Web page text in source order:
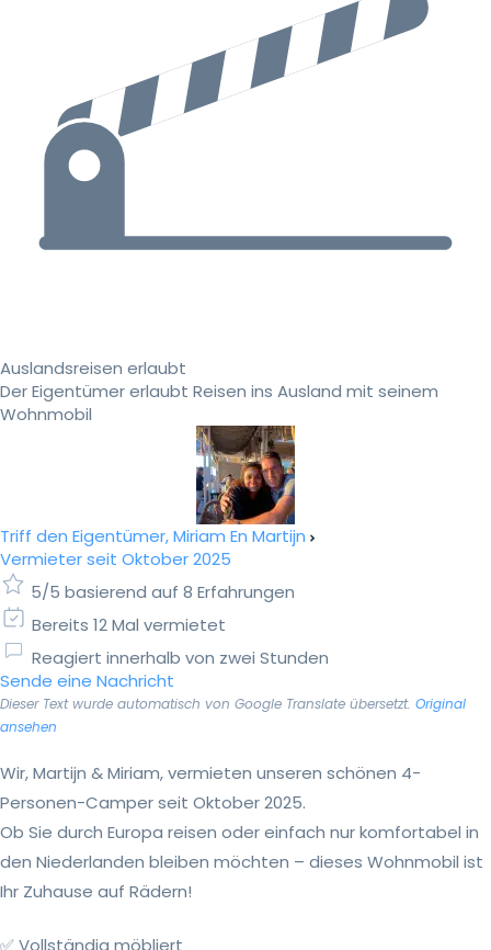
Auslandsreisen erlaubt
Der Eigentümer erlaubt Reisen ins Ausland mit seinem
Wohnmobil
Triff den Eigentümer, Miriam En Martijn
Vermieter seit Oktober 2025
5/5 basierend auf 8 Erfahrungen
Bereits 12 Mal vermietet
Reagiert innerhalb von zwei Stunden
Sende eine Nachricht
Dieser Text wurde automatisch von Google Translate übersetzt. Original
ansehen
Wir, Martijn & Miriam, vermieten unseren schönen 4-
Personen-Camper seit Oktober 2025.
Ob Sie durch Europa reisen oder einfach nur komfortabel in
den Niederlanden bleiben möchten – dieses Wohnmobil ist
Ihr Zuhause auf Rädern!
✅ Vollständig möbliert